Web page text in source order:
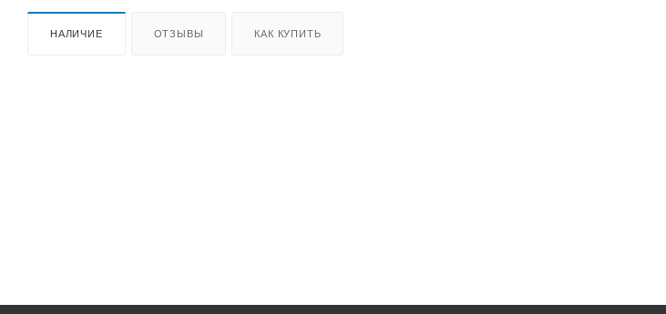
НАЛИЧИЕ ОТЗЫВЫ КАК КУПИТЬ